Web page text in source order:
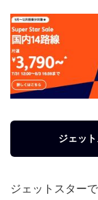
ジェット
ジェットスター